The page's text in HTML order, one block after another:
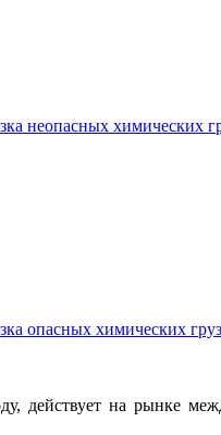
неопасных химических
опасных химических
действует на рынке